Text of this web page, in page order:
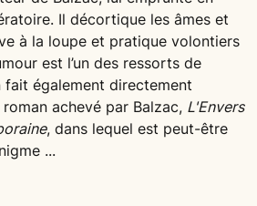
Il décortique les âmes et
à la loupe et pratique volontiers
est l’un des ressorts de
fait également directement
achevé par Balzac, L'Envers
, dans lequel est peut-être
...